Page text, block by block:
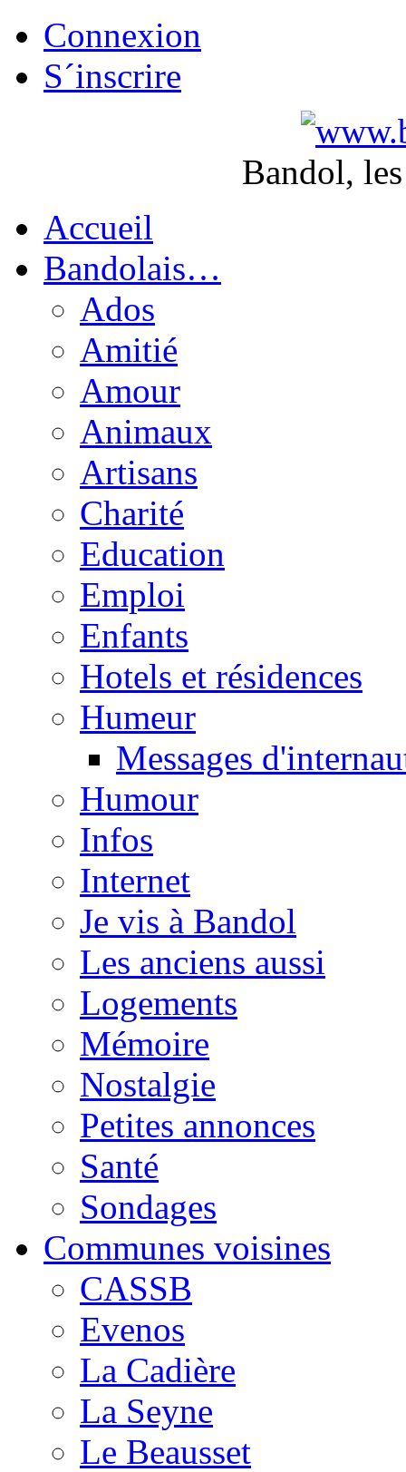
Connexion
S´inscrire
Bandol,
Accueil
Bandolais…
Ados
Amitié
Amour
Animaux
Artisans
Charité
Education
Emploi
Enfants
Hotels et résidences
Humeur
Messages
Humour
Infos
Internet
Je vis à Bandol
Les anciens aussi
Logements
Mémoire
Nostalgie
Petites annonces
Santé
Sondages
Communes voisines
CASSB
Evenos
La Cadière
La Seyne
Le Beausset